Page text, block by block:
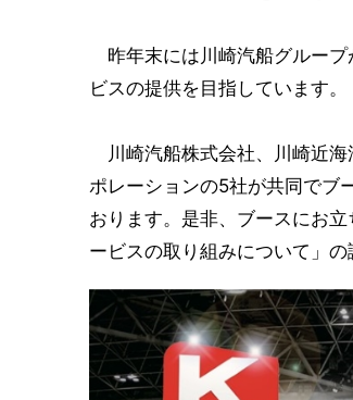
昨年末には川崎汽船グループ
ビスの提供を目指しています。
川崎汽船株式会社、川崎近海
ポレーションの5社が共同でブ
おります。是非、ブースにお
ービスの取り組みについて」の